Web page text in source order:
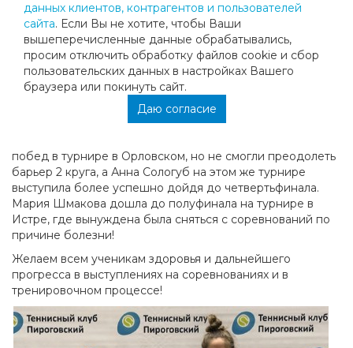
данных клиентов, контрагентов и пользователей
сайта. Если Вы не хотите, чтобы Ваши
вышеперечисленные данные обрабатывались,
просим отключить обработку файлов cookie и сбор
пользовательских данных в настройках Вашего
браузера или покинуть сайт.
Даю согласие
На минувшей недели наши ученики, с разной степенью
успеха участвовали на турнирах в Московском регионе!
Эмина Муратович и Евгения Чулкова завоевали серебро,
Эмина на Первенстве городского округа Мытищи , а
Евгения на турнире в Зеленограде «Первенство PRO
CLUB». Поздравляем Эмину и Евгению!
Ученики постарше: Ангелина Мысакова, Никита
побед в турнире в Орловском, но не смогли преодолеть
барьер 2 круга, а Анна Сологуб на этом же турнире
выступила более успешно дойдя до четвертьфинала.
Мария Шмакова дошла до полуфинала на турнире в
Истре, где вынуждена была сняться с соревнований по
причине болезни!
Желаем всем ученикам здоровья и дальнейшего
прогресса в выступлениях на соревнованиях и в
тренировочном процессе!